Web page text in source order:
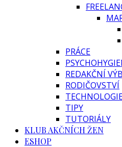
PRÁCE
REDAKČNÍ
RODIČOVSTVÍ
TIPY
TUTORIÁLY
KLUB AKČNÍCH ŽEN
ESHOP